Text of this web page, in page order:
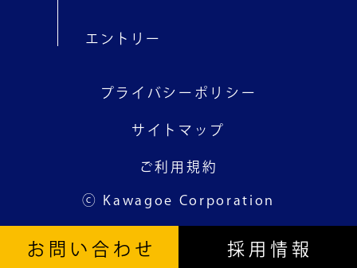
お 問 い合わ せ 採用 情報
エントリー
プライバシーポリシー
サイトマップ
ご利用規約
ⓒ Kawagoe Corporation